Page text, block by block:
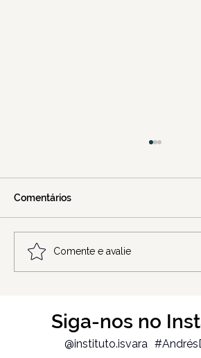
Siga-nos no
@instituto.isvara
Comentários
Comente e avalie